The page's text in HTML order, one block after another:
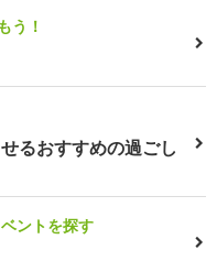
う！
るおすすめの過ごし
ントを探す